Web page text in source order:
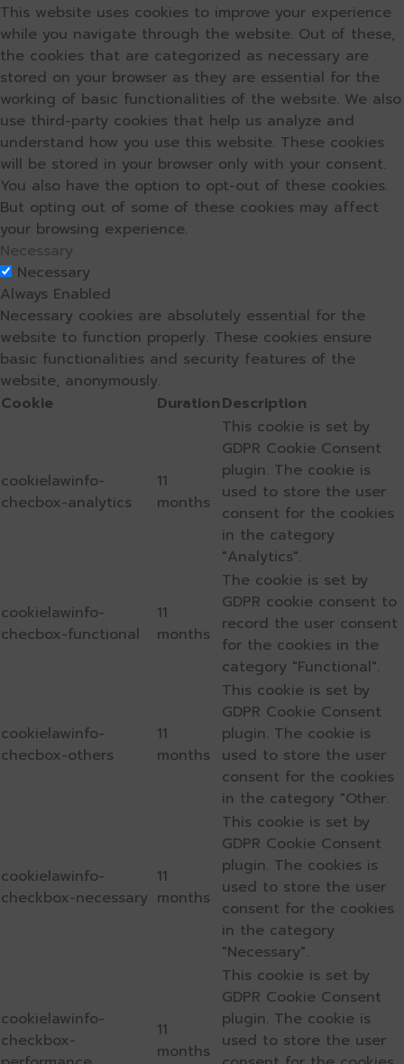
This website uses cookies to improve your experience
while you navigate through the website. Out of these,
the cookies that are categorized as necessary are
stored on your browser as they are essential for the
working of basic functionalities of the website. We also
use third-party cookies that help us analyze and
understand how you use this website. These cookies
will be stored in your browser only with your consent.
You also have the option to opt-out of these cookies.
But opting out of some of these cookies may affect
your browsing experience.
Necessary
Necessary
Always Enabled
Necessary cookies are absolutely essential for the
website to function properly. These cookies ensure
basic functionalities and security features of the
website, anonymously.
Cookie
DurationDescription
cookielawinfo-
checbox-analytics
11
months
This cookie is set by
GDPR Cookie Consent
plugin. The cookie is
used to store the user
consent for the cookies
in the category
"Analytics".
cookielawinfo-
checbox-functional
11
months
The cookie is set by
GDPR cookie consent to
record the user consent
for the cookies in the
category "Functional".
cookielawinfo-
checbox-others
11
months
This cookie is set by
GDPR Cookie Consent
plugin. The cookie is
used to store the user
consent for the cookies
in the category "Other.
cookielawinfo-
checkbox-necessary
11
months
This cookie is set by
GDPR Cookie Consent
plugin. The cookies is
used to store the user
consent for the cookies
in the category
"Necessary".
cookielawinfo-
checkbox-
11
months
This cookie is set by
GDPR Cookie Consent
plugin. The cookie is
used to store the user